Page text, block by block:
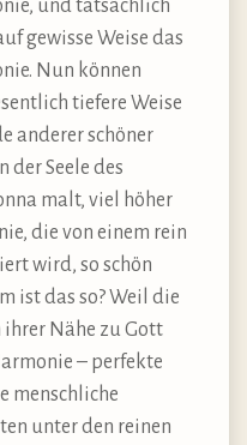
und tatsächlich
gewisse Weise das
Nun können
tiefere Weise
anderer schöner
der Seele des
malt, viel höher
die von einem rein
wird, so schön
ist das so? Weil die
ihrer Nähe zu Gott
– perfekte
menschliche
unter den reinen